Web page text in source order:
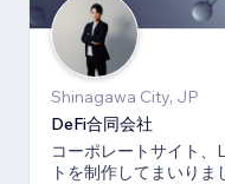
Shinagawa City, JP
DeFi合同会社
コーポレートサイト
トを制作してまいり